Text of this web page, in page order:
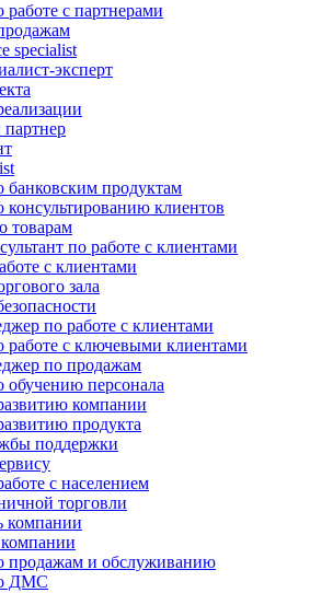
работе с партнерами
specialist
эксперт
банковским продуктам
консультированию клиентов
товарам
по работе с клиентами
с клиентами
зала
по работе с клиентами
работе с ключевыми клиентами
по продажам
обучению персонала
компании
продукта
поддержки
с населением
торговли
компании
компании
продажам и обслуживанию
ДМС